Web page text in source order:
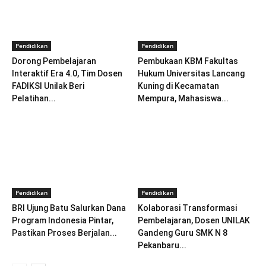
Pendidikan
Dorong Pembelajaran
Interaktif Era 4.0, Tim Dosen
FADIKSI Unilak Beri
Pelatihan...
Pendidikan
Pembukaan KBM Fakultas
Hukum Universitas Lancang
Kuning di Kecamatan
Mempura, Mahasiswa...
Pendidikan
BRI Ujung Batu Salurkan Dana
Program Indonesia Pintar,
Pastikan Proses Berjalan...
Pendidikan
Kolaborasi Transformasi
Pembelajaran, Dosen UNILAK
Gandeng Guru SMK N 8
Pekanbaru...